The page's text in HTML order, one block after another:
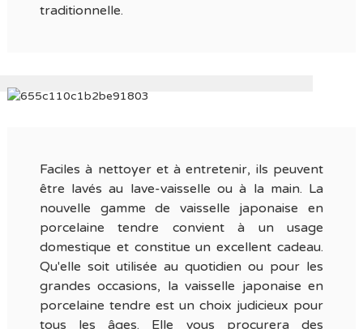
traditionnelle.
Faciles à nettoyer et à entretenir, ils peuvent
être lavés au lave-vaisselle ou à la main. La
nouvelle gamme de vaisselle japonaise en
porcelaine tendre convient à un usage
domestique et constitue un excellent cadeau.
Qu'elle soit utilisée au quotidien ou pour les
grandes occasions, la vaisselle japonaise en
porcelaine tendre est un choix judicieux pour
tous les âges. Elle vous procurera des